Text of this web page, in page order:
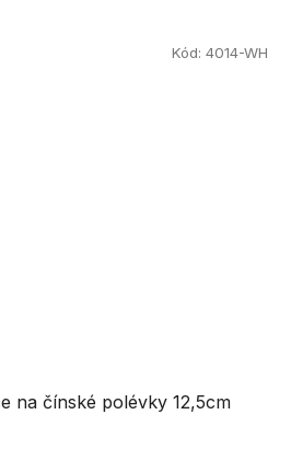
na čínské polévky 12,5cm
Kód: 4014-WH